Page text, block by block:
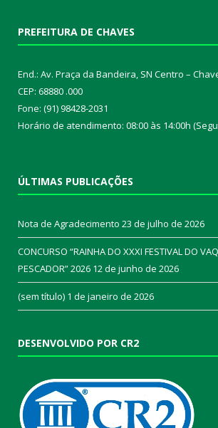
PREFEITURA DE CHAVES
End.: Av. Praça da Bandeira, SN Centro –
CEP: 68880 .000
Fone: (91) 98428-2031
Horário de atendimento: 08:00 às 14:00h
ÚLTIMAS PUBLICAÇÕES
Nota de Agradecimento 23 de julho de 2026
CONCURSO “RAINHA DO XXXI FESTIVAL DO
PESCADOR” 2026 12 de junho de 2026
(sem título) 1 de janeiro de 2026
DESENVOLVIDO POR CR2